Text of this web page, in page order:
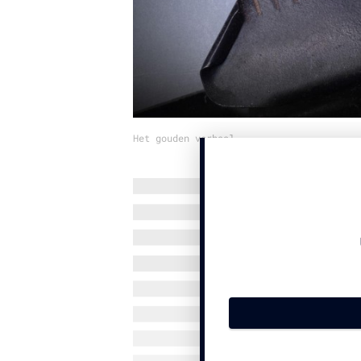
Het gouden verhaal